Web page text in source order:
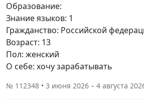
Образование:
Знание языков: 1
Гражданство: Российской
Возраст: 13
Пол: женский
О себе: хочу зарабатывать
№ 112348 • 3 июня 2026 – 4 августа